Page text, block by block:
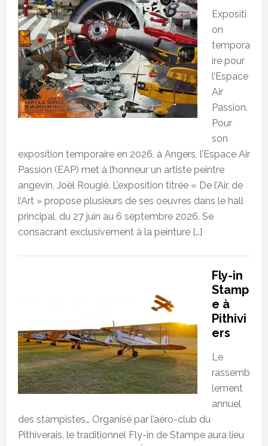
Expositi
on
tempora
ire pour
l’Espace
Air
Passion.
Pour
son
exposition temporaire en 2026, à Angers, l’Espace Air
Passion (EAP) met à l’honneur un artiste peintre
angevin, Joël Rougié. L’exposition titrée « De l’Air, de
l’Art » propose plusieurs de ses oeuvres dans le hall
principal, du 27 juin au 6 septembre 2026. Se
consacrant exclusivement à la peinture […]
Fly-in
Stamp
e à
Pithivi
ers
Le
rassemb
lement
annuel
des stampistes… Organisé par l’aéro-club du
Pithiverais, le traditionnel Fly-in de Stampe aura lieu